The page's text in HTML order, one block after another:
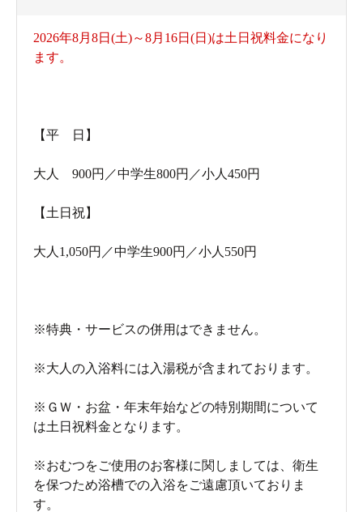
2026年8月8日(土)～8月16日(日)は土日祝料金になり
ます。
【平 日】
大人 900円／中学生800円／小人450円
【土日祝】
大人1,050円／中学生900円／小人550円
※特典・サービスの併用はできません。
※大人の入浴料には入湯税が含まれております。
※ＧＷ・お盆・年末年始などの特別期間について
は土日祝料金となります。
※おむつをご使用のお客様に関しましては、衛生
を保つため浴槽での入浴をご遠慮頂いておりま
す。